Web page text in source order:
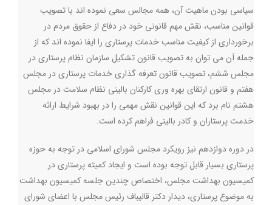
سیاسی بودن ماهیت آن، همه مجالس سعی نموده اند با تصویب
قوانین مناسب، نقش مهم قانونی خود در دفاع از حقوق مردم در
برخورداری از کیفیت مناسب خدمات پرستاری را ایفا نموده اند که از
جمله آن می توان به تصویب قانون تشکیل سازمان نظام پرستاری در
مجلس ششم، تصویب قانون تعرفه گذاری خدمات پرستاری در مجلس
هفتم و قانون ارتقای بهره وری کارکنان بالینی نظام سلامت در مجلس
هشتم نام برد که این قوانین نقش مهمی را در بهبود شرایط ارائه
خدمت پرستاران و کادر بالینی فراهم کرده است.
در دوره دوازدهم نیز رویکرد مجلس شورای اسلامی در توجه به حوزه
پرستاری بسیار قابل توجه بوده است و ایجاد کمیته پرستاری در
کمیسیون بهداشت مجلس، اختصاص چندین جلسه کمیسیون بهداشت
به موضوع پرستاری، دیدار دکتر قالیباف رئیس مجلس با اعضای شورای